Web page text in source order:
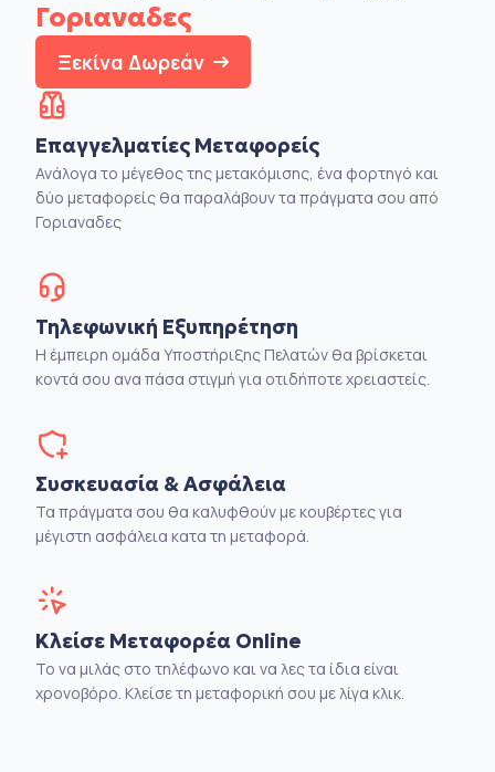
Γοριαναδες
Ξεκίνα Δωρεάν
Επαγγελματίες Μεταφορείς
Ανάλογα το μέγεθος της μετακόμισης, ένα φορτηγό και
δύο μεταφορείς θα παραλάβουν τα πράγματα σου από
Γοριαναδες
Τηλεφωνική Εξυπηρέτηση
Η έμπειρη ομάδα Υποστήριξης Πελατών θα βρίσκεται
κοντά σου ανα πάσα στιγμή για οτιδήποτε χρειαστείς.
Συσκευασία & Ασφάλεια
Τα πράγματα σου θα καλυφθούν με κουβέρτες για
μέγιστη ασφάλεια κατα τη μεταφορά.
Κλείσε Μεταφορέα Online
Το να μιλάς στο τηλέφωνο και να λες τα ίδια είναι
χρονοβόρο. Κλείσε τη μεταφορική σου με λίγα κλικ.